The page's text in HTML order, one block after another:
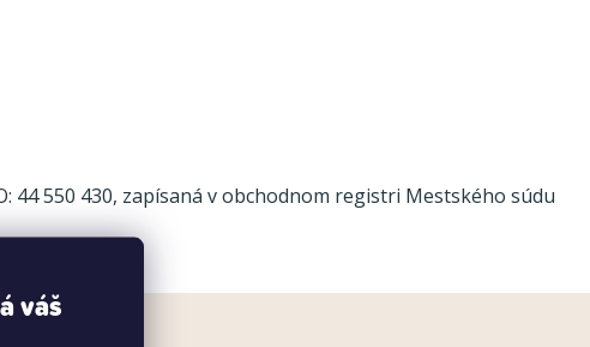
váš
44 550 430, zapísaná v obchodnom registri Mestského súdu